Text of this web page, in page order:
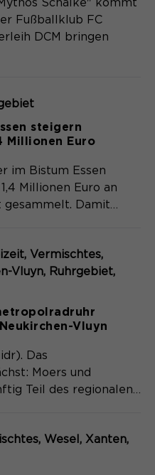
des
ID, ohne
Daten.
Schalke" kommt
Fußballklub FC
DCM bringen
steigern
Millionen Euro
im Bistum Essen
Millionen Euro an
Damit…
Vermischtes,
Vluyn, Ruhrgebiet,
Vluyn
Das
Moers und
Teil des regionalen…
Wesel, Xanten,